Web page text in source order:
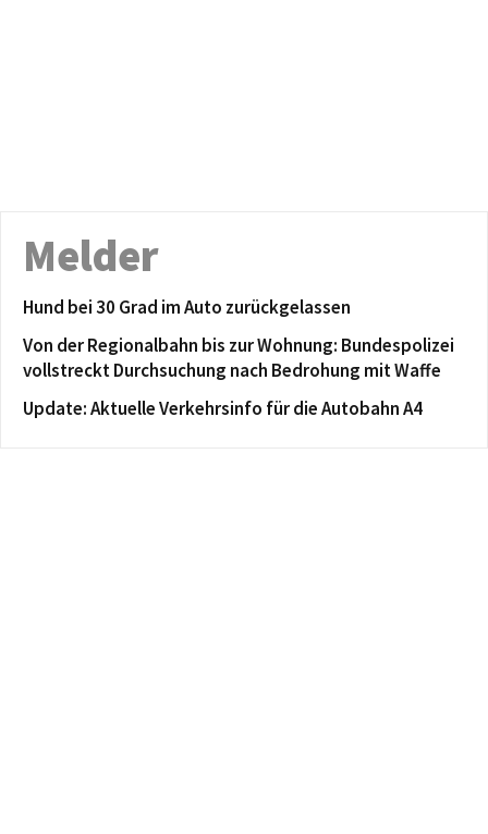
Melder
Hund bei 30 Grad im Auto zurückgelassen
Von der Regionalbahn bis zur Wohnung: Bundespolizei
vollstreckt Durchsuchung nach Bedrohung mit Waffe
Update: Aktuelle Verkehrsinfo für die Autobahn A4